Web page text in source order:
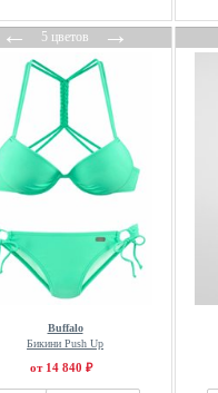
←5 цветов→
Buffalo
Бикини Push Up
от 14 840 ₽